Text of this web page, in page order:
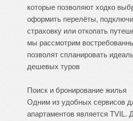
которые позволяют ходко
оформить перелёты,
страховку или откопать
мы рассмотрим
позволят спланировать
дешевых туров
Поиск и бронирование жилья
Одним из удобных сервисов
апартаментов является TVIL.